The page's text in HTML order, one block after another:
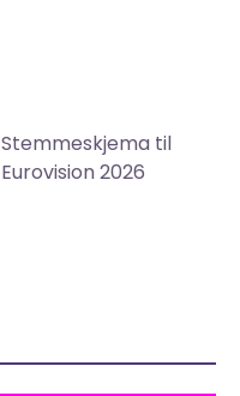
Stemmeskjema til
Eurovision 2026